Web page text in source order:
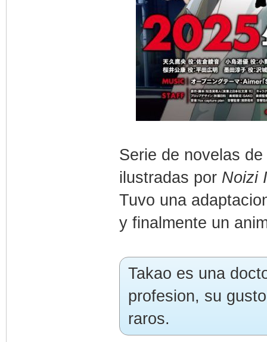
Serie de novelas
ilustradas por Noizi
Tuvo una
y finalmente un
Takao es una
profesion, su
raros.